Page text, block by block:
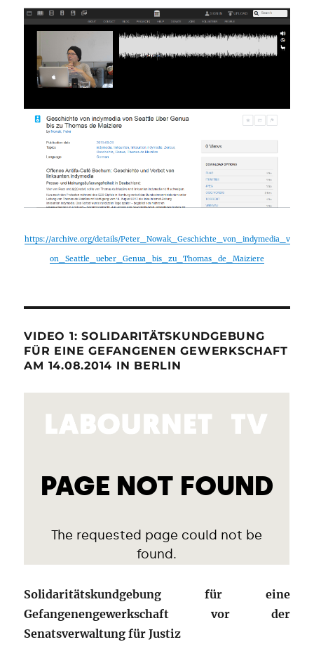
https://archive.org/details/Peter_Nowak_Geschichte_von_indymedia_v
on_Seattle_ueber_Genua_bis_zu_Thomas_de_Maiziere
VIDEO 1: SOLIDARITÄTSKUNDGEBUNG
FÜR EINE GEFANGENEN GEWERKSCHAFT
AM 14.08.2014 IN BERLIN
Solidaritätskundgebung für eine
Gefangenengewerkschaft vor der
Senatsverwaltung für Justiz